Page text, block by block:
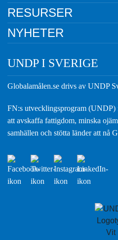
RESURSER
NYHETER
UNDP I SVERIGE
Globalamålen.se drivs av UNDP
FN:s utvecklingsprogram (UNDP)
att avskaffa fattigdom, minska
samhällen och stötta länder att nå